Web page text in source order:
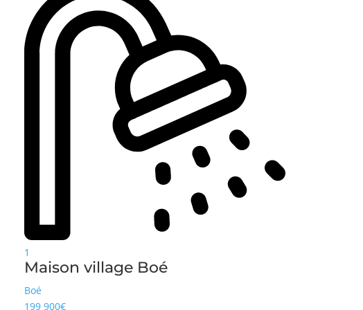
1
Maison village Boé
Boé
199 900€